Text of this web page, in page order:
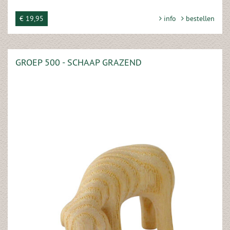
€ 19,95 info bestellen
GROEP 500 - SCHAAP GRAZEND